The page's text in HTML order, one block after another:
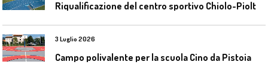
3 Luglio 2026
Campo polivalente per la scuola Cino da Pistoia